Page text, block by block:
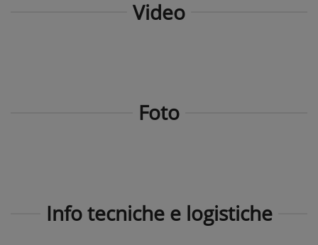
Video
Foto
Info tecniche e logistiche